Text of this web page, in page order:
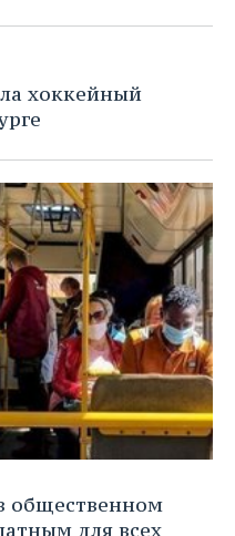
хоккейный
общественном
для всех